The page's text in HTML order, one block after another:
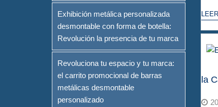
Exhibición metálica personalizada
desmontable con forma de botella:
Revolución la presencia de tu marca
Revoluciona tu espacio y tu marca:
el carrito promocional de barras
metálicas desmontable
personalizado
la